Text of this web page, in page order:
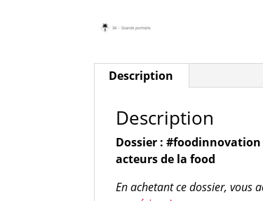
Description
Description
Dossier : #foodinnovation
acteurs de la food
En achetant ce dossier, vous